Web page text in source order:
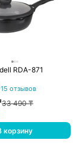
RDA-871
15 отзывов
33 490₸
корзину